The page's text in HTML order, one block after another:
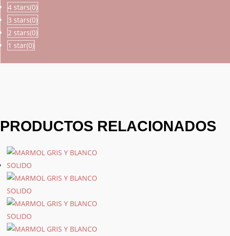
4 stars(0)
3 stars(0)
2 stars(0)
1 star(0)
PRODUCTOS RELACIONADOS